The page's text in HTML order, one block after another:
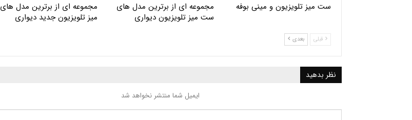
ست میز تلویزیون و مینی بوفه
مجموعه ای از برترین مدل های
ست میز تلویزیون دیواری
مجموعه ای از برترین مدل های
میز تلویزیون جدید دیواری
قبلی بعدی
نظر بدهید
ایمیل شما منتشر نخواهد شد